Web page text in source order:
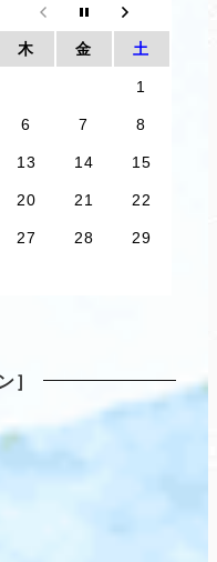
木 金 土
1
6 7 8
13 14 15
20 21 22
27 28 29
］